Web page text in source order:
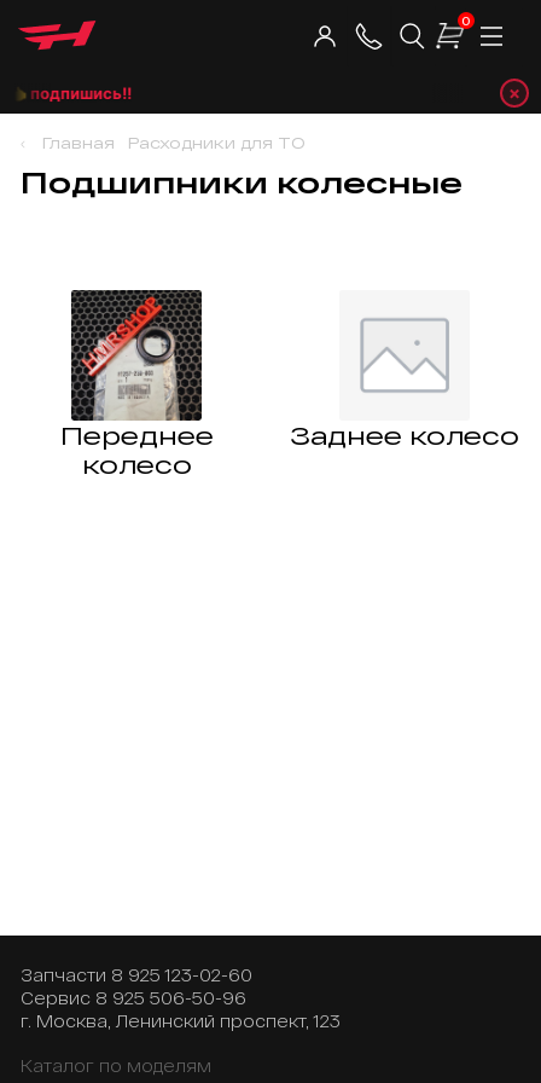
0
подпишись!! ×
Главная Расходники для ТО
Подшипники колесные
Переднее
колесо
Заднее колесо
Запчасти 8 925 123-02-60
Сервис 8 925 506-50-96
г. Москва, Ленинский проспект, 123
Каталог по моделям